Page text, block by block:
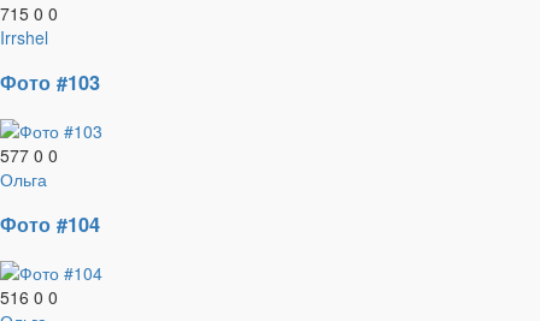
715 0 0
Irrshel
Фото #103
577 0 0
Ольга
Фото #104
516 0 0